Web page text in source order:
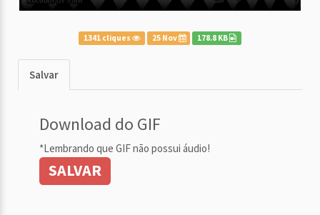
1341 cliques 25 Nov 178.8 KB
Salvar
Download do GIF
*Lembrando que GIF não possui áudio!
SALVAR